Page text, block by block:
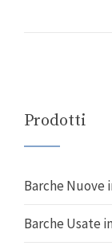
Prodotti
Barche Nuove
Barche Usate